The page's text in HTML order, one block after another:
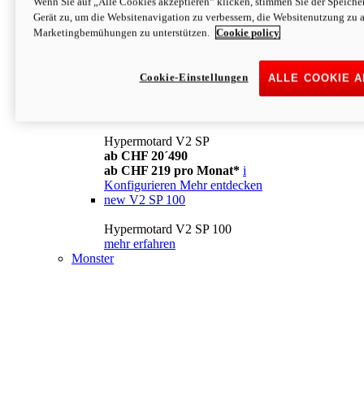
Konfigurieren Mehr entdecken
newV2
ab CHF 169 pro Monat* i
Mehr entdecken
Hypermotard V2 SP
ab CHF 20´490
ab CHF 219 pro Monat* i
Konfigurieren Mehr entdecken
new V2 SP 100
Hypermotard V2 SP 100
mehr erfahren
Monster
Gerät zu, um die Websitenavigation zu verbessern, die Websitenutzung zu
Marketingbemühungen zu unterstützen.
Cookie policy
ALLE COOKIE
Cookie-Einstellungen